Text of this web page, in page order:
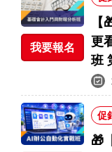
更
班
我要報名
促
🎁